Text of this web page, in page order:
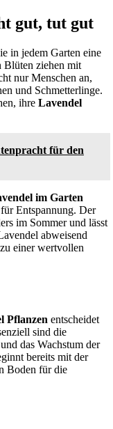
gut, tut gut
in jedem Garten eine
Blüten ziehen mit
nur Menschen an,
und Schmetterlinge.
ihre Lavendel
für den
im Garten
Entspannung. Der
im Sommer und lässt
abweisend
einer wertvollen
Pflanzen entscheidet
sind die
das Wachstum der
bereits mit der
Boden für die